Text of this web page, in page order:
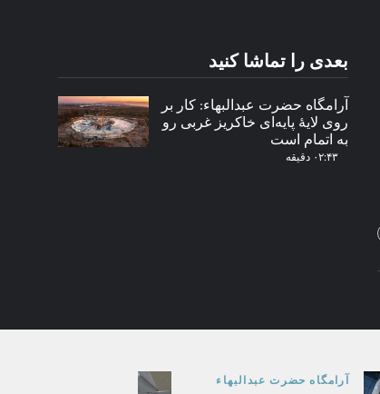
بعدی را تماشا کنید
آرامگاه حضرت عبدالبهاء: کار بر
روی لایهٔ پایه‌ای خاکریز غربی رو
به اتمام است
۰۲:۴۳ دقیقه
آرامگاه حضرت عبدالبهاء